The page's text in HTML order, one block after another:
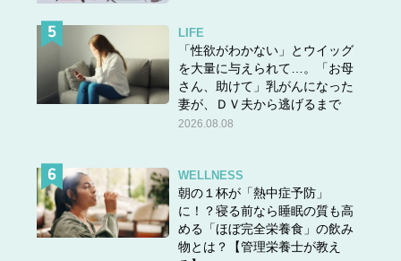
LIFE
「性欲がわかない」とウイッグ
を大量に与えられて…。「お母
さん、助けて」乳がんになった
妻が、ＤＶ夫から逃げるまで
2026.08.08
WELLNESS
朝の１杯が「熱中症予防」
に！？寝る前なら睡眠の質も高
める「ほぼ完全栄養食」の飲み
物とは？【管理栄養士が教え